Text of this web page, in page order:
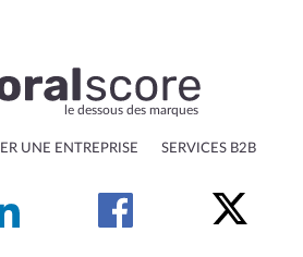
le dessous des marques
UNE ENTREPRISE SERVICES B2B